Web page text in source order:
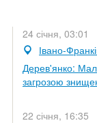
24 січня, 03:01
Івано-
Дерев'янко:
загрозою
22 січня, 16:35